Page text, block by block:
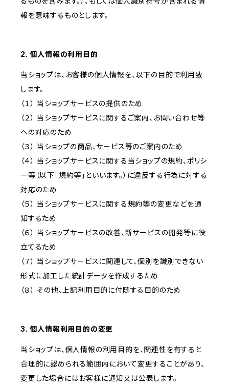
報を意味するものとします。
2. 個人情報の利用目的
当ショップは、お客様の個人情報を、以下の目的で利用致
します。
（１） 当ショップサービスの提供のため
（２） 当ショップサービスに関するご案内、お問い合わせ等
への対応のため
（３） 当ショップの商品、サービス等のご案内のため
（４） 当ショップサービスに関する当ショップの規約、ポリシ
ー等（以下「規約等」といいます。）に違反する行為に対する
対応のため
（５） 当ショップサービスに関する規約等の変更などを通
知するため
（６） 当ショップサービスの改善、新サービスの開発等に役
立てるため
（７） 当ショップサービスに関連して、個別を識別できない
形式に加工した統計データを作成するため
（８） その他、上記利用目的に付随する目的のため
3. 個人情報利用目的の変更
当ショップは、個人情報の利用目的を、関連性を有すると
合理的に認められる範囲内において変更することがあり、
変更した場合にはお客様に通知又は公表します。